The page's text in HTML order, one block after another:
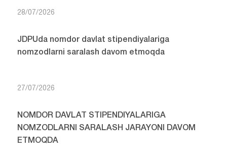
28/07/2026
JDPUda nomdor davlat stipendiyalariga
nomzodlarni saralash davom etmoqda
27/07/2026
NOMDOR DAVLAT STIPENDIYALARIGA
NOMZODLARNI SARALASH JARAYONI DAVOM
ETMOQDA